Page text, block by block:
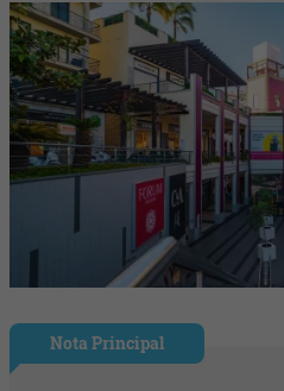
Nota Principal